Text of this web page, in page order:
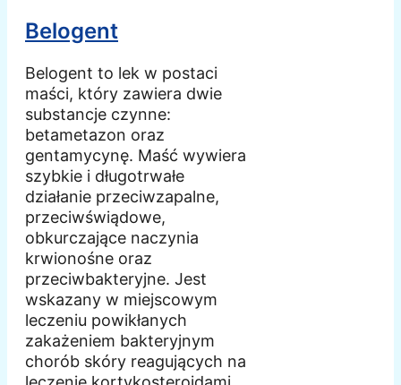
Belogent
Belogent to lek w postaci
maści, który zawiera dwie
substancje czynne:
betametazon oraz
gentamycynę. Maść wywiera
szybkie i długotrwałe
działanie przeciwzapalne,
przeciwświądowe,
obkurczające naczynia
krwionośne oraz
przeciwbakteryjne. Jest
wskazany w miejscowym
leczeniu powikłanych
zakażeniem bakteryjnym
chorób skóry reagujących na